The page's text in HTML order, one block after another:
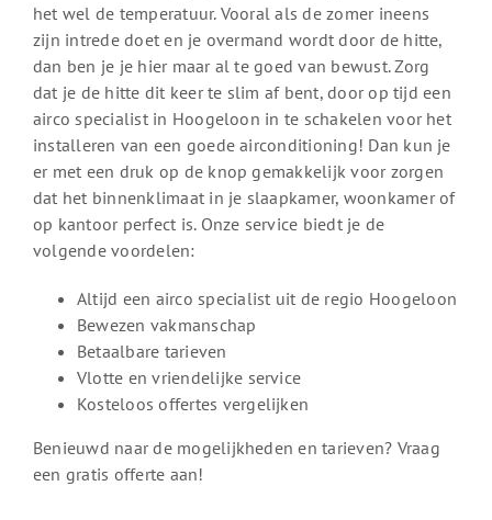
het wel de temperatuur. Vooral als de zomer ineens
zijn intrede doet en je overmand wordt door de hitte,
dan ben je je hier maar al te goed van bewust. Zorg
dat je de hitte dit keer te slim af bent, door op tijd een
airco specialist in Hoogeloon in te schakelen voor het
installeren van een goede airconditioning! Dan kun je
er met een druk op de knop gemakkelijk voor zorgen
dat het binnenklimaat in je slaapkamer, woonkamer of
op kantoor perfect is. Onze service biedt je de
volgende voordelen:
Altijd een airco specialist uit de regio Hoogeloon
Bewezen vakmanschap
Betaalbare tarieven
Vlotte en vriendelijke service
Kosteloos offertes vergelijken
Benieuwd naar de mogelijkheden en tarieven? Vraag
een gratis offerte aan!